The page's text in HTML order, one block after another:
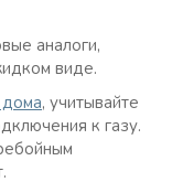
аналоги,
виде.
, учитывайте
к газу.